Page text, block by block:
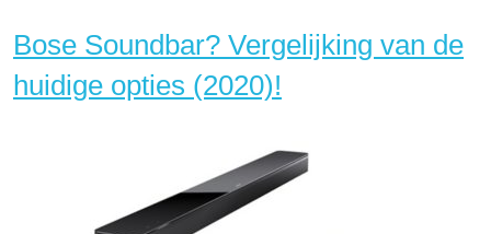
Bose Soundbar? Vergelijking van de
huidige opties (2020)!